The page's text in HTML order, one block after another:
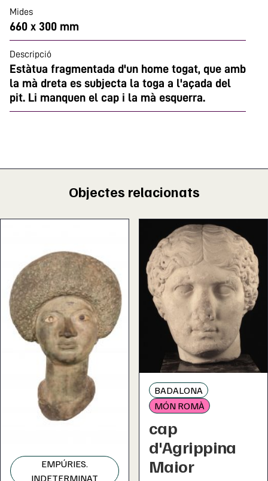
Mides
660 x 300 mm
Descripció
Estàtua fragmentada d'un home togat, que amb
la mà dreta es subjecta la toga a l'açada del
pit. Li manquen el cap i la mà esquerra.
Objectes relacionats
EMPÚRIES.
INDETERMINAT
BADALONA
MÓN ROMÀ
cap
d'Agrippina
Maior